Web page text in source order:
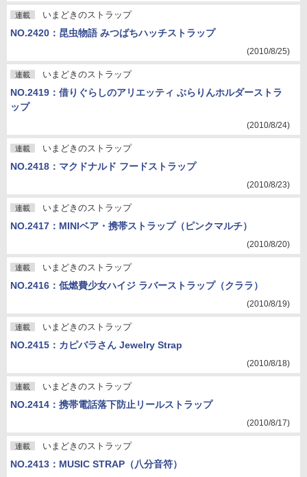
連載 いまどきのストラップ
NO.2420：昆虫物語 みつばちハッチストラップ
(2010/8/25)
連載 いまどきのストラップ
NO.2419：借りぐらしのアリエッティ ぶらりんホルダーストラ
ップ
(2010/8/24)
連載 いまどきのストラップ
NO.2418：マクドナルド フードストラップ
(2010/8/23)
連載 いまどきのストラップ
NO.2417：MINIベア・携帯ストラップ（ピンクマルチ）
(2010/8/20)
連載 いまどきのストラップ
NO.2416：低燃費少女ハイジ ラバーストラップ（クララ）
(2010/8/19)
連載 いまどきのストラップ
NO.2415：カピバラさん Jewelry Strap
(2010/8/18)
連載 いまどきのストラップ
NO.2414：携帯電話落下防止リールストラップ
(2010/8/17)
連載 いまどきのストラップ
NO.2413：MUSIC STRAP（八分音符）